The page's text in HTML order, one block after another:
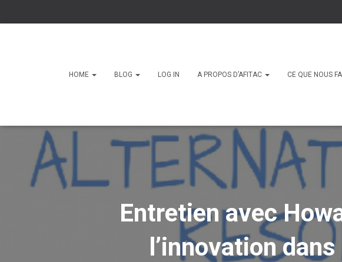
HOME BLOG LOG IN A PROPOS D’AFITAC CE QUE NOUS
Entretien avec
l’innovation